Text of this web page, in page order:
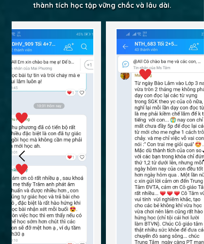
thành tích học tập vững chắc và lâu dài.